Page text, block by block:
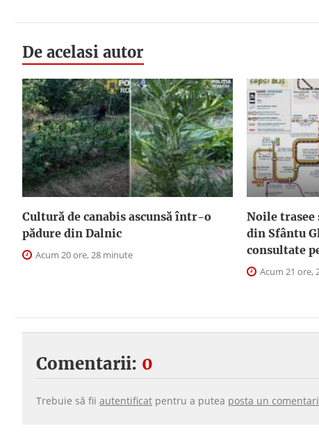
De acelasi autor
Cultură de canabis ascunsă într-o
pădure din Dalnic
Acum 20 ore, 28 minute
Noile trasee
din Sfântu
consultate
Acum 21 ore,
Comentarii: 0
Trebuie să fii autentificat pentru a putea posta un